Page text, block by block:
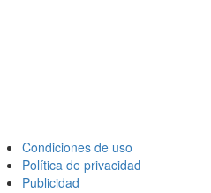
Condiciones de uso
Política de privacidad
Publicidad